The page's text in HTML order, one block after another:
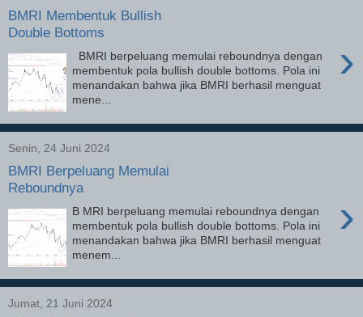
BMRI Membentuk Bullish
Double Bottoms
›
BMRI berpeluang memulai reboundnya dengan
membentuk pola bullish double bottoms. Pola ini
menandakan bahwa jika BMRI berhasil menguat
mene...
Senin, 24 Juni 2024
BMRI Berpeluang Memulai
Reboundnya
›
B MRI berpeluang memulai reboundnya dengan
membentuk pola bullish double bottoms. Pola ini
menandakan bahwa jika BMRI berhasil menguat
menem...
Jumat, 21 Juni 2024